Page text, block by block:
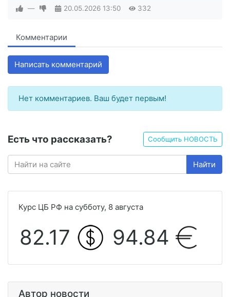
— 20.05.2026 13:50 332
Комментарии
Написать комментарий
Нет комментариев. Ваш будет первым!
Есть что рассказать? Сообщить НОВОСТЬ
Найти
Курс ЦБ РФ на субботу, 8 августа
82.17 94.84
Автор новости